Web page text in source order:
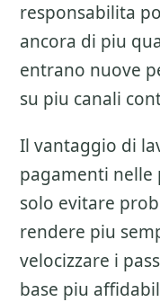
responsabilita
ancora di piu
entrano nuove
su piu canali
Il vantaggio di
pagamenti
solo evitare
rendere piu
velocizzare i
base piu